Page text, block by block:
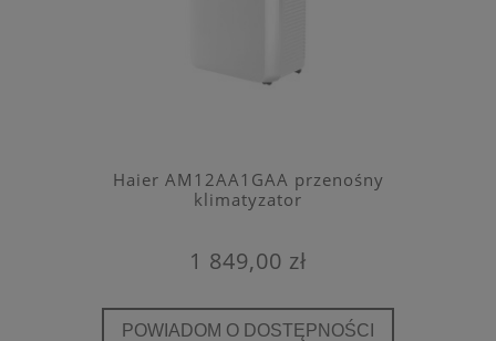
Haier AM12AA1GAA przenośny
klimatyzator
1 849,00 zł
POWIADOM O DOSTĘPNOŚCI